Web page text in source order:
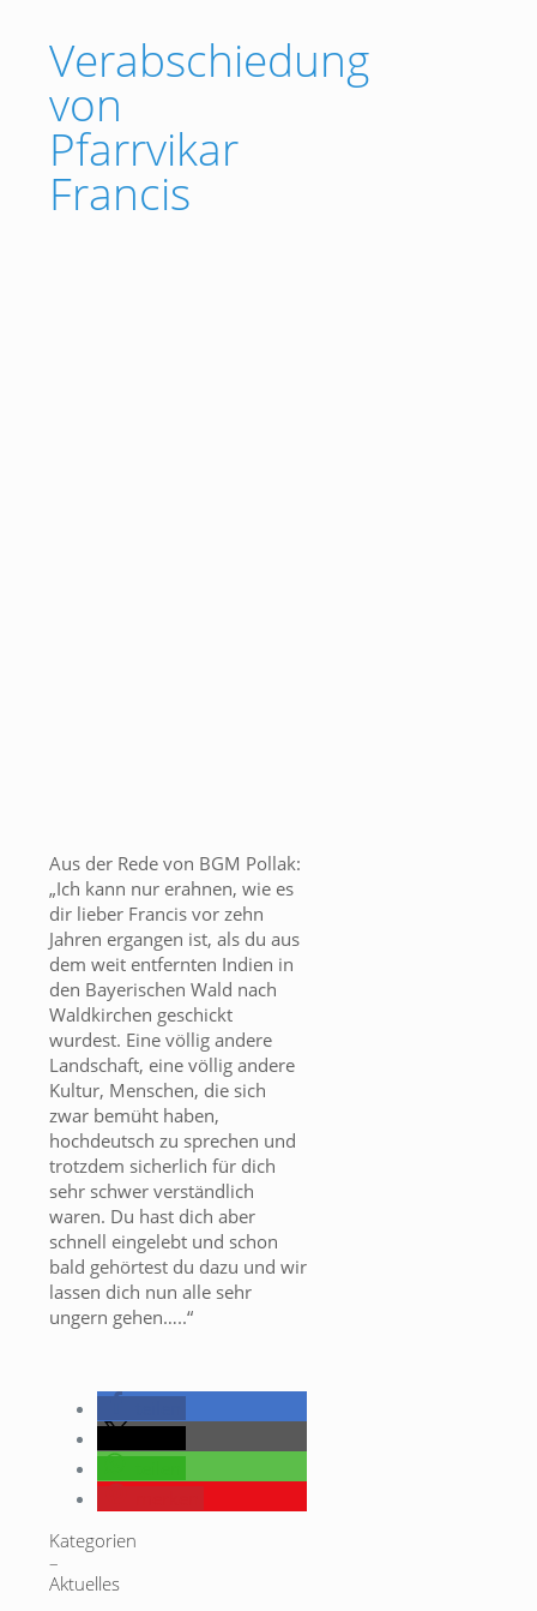
Verabschiedung
von
Pfarrvikar
Francis
Aus der Rede von BGM Pollak:
„Ich kann nur erahnen, wie es
dir lieber Francis vor zehn
Jahren ergangen ist, als du aus
dem weit entfernten Indien in
den Bayerischen Wald nach
Waldkirchen geschickt
wurdest. Eine völlig andere
Landschaft, eine völlig andere
Kultur, Menschen, die sich
zwar bemüht haben,
hochdeutsch zu sprechen und
trotzdem sicherlich für dich
sehr schwer verständlich
waren. Du hast dich aber
schnell eingelebt und schon
bald gehörtest du dazu und wir
lassen dich nun alle sehr
ungern gehen…..“
Kategorien
–
Aktuelles